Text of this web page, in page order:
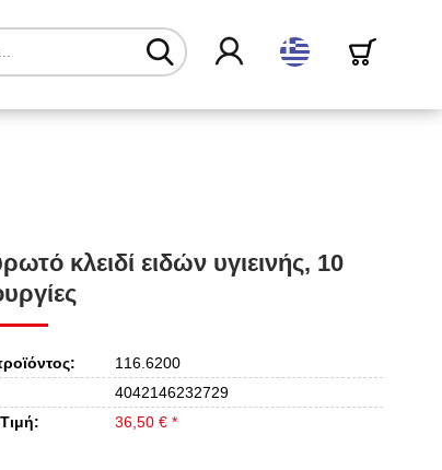
ελληνικά
κλειδί ειδών υγιεινής, 10
116.6200
4042146232729
36,50 € *